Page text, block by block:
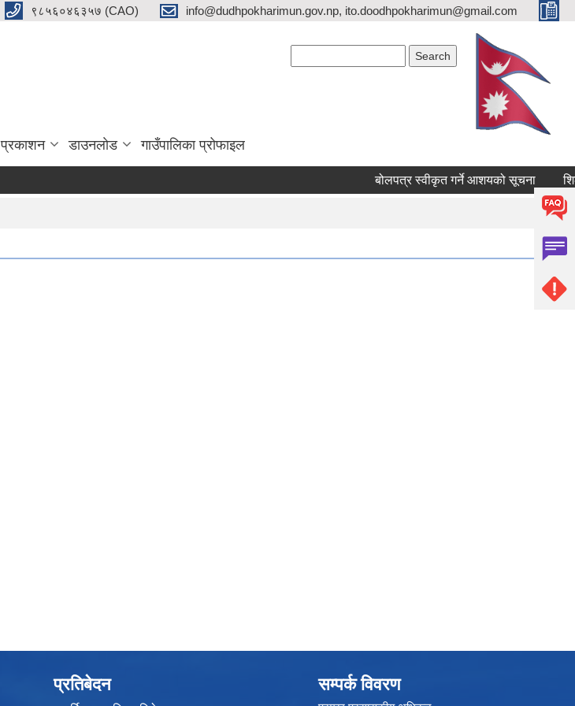
९८५६०४६३५७ (CAO) info@dudhpokharimun.gov.np, ito.doodhpokharimun@gmail.com
प्रकाशन डाउनलाेड गाउँपालिका प्रोफाइल
बोलपत्र स्वीकृत गर्ने आशयको सूचना
प्रतिबेदन सम्पर्क विवरण